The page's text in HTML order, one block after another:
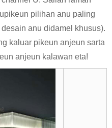
pilihan anu paling
anu didamel khusus).
kaluar pikeun anjeun sarta
anjeun kalawan eta!